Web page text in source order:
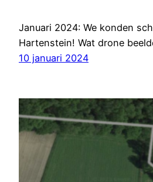
Januari 2024: We konden
Hartenstein! Wat drone
10 januari 2024